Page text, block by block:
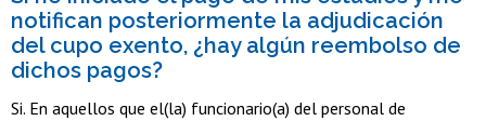
notifican posteriormente la adjudicación
del cupo exento, ¿hay algún reembolso de
dichos pagos?
Si. En aquellos que el(la) funcionario(a) del personal de